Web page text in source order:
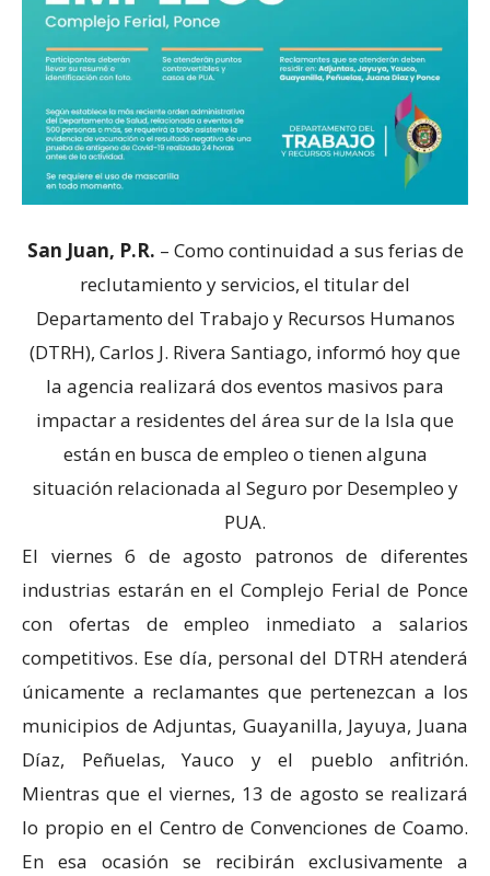
San Juan, P.R. – Como continuidad a sus ferias de
reclutamiento y servicios, el titular del
Departamento del Trabajo y Recursos Humanos
(DTRH), Carlos J. Rivera Santiago, informó hoy que
la agencia realizará dos eventos masivos para
impactar a residentes del área sur de la Isla que
están en busca de empleo o tienen alguna
situación relacionada al Seguro por Desempleo y
PUA.
El viernes 6 de agosto patronos de diferentes
industrias estarán en el Complejo Ferial de Ponce
con ofertas de empleo inmediato a salarios
competitivos. Ese día, personal del DTRH atenderá
únicamente a reclamantes que pertenezcan a los
municipios de Adjuntas, Guayanilla, Jayuya, Juana
Díaz, Peñuelas, Yauco y el pueblo anfitrión.
Mientras que el viernes, 13 de agosto se realizará
lo propio en el Centro de Convenciones de Coamo.
En esa ocasión se recibirán exclusivamente a